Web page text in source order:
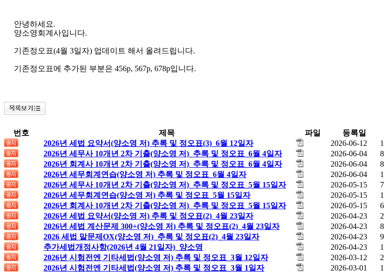
안녕하세요.
양소영회계사입니다.
기존정오표(4월 3일자) 업데이트 해서 올려드립니다.
기존정오표에 추가된 부분은 456p, 567p, 678p입니다.
번호 제목 파일 등록일
2026년 세법 요약서(양소영 저) 추록 및 정오표(3)_6월 12일자
2026-06-12
2026년 세무사 10개년 2차 기출(양소영 저)_추록 및 정오표_6월 4일자
2026-06-04
2026년 회계사 10개년 2차 기출(양소영 저)_추록 및 정오표_6월 4일자
2026-06-04
2026년 세무회계연습(양소영 저) 추록 및 정오표_6월 4일자
2026-06-04
2026년 세무사 10개년 2차 기출(양소영 저)_추록 및 정오표_5월 15일자
2026-05-15
2026년 세무회계연습(양소영 저) 추록 및 정오표_5월 15일자
2026-05-15
2026년 회계사 10개년 2차 기출(양소영 저)_추록 및 정오표_5월 15일자
2026-05-15
2026년 세법 요약서(양소영 저) 추록 및 정오표(2)_4월 23일자
2026-04-23
2026년 세법 계산문제 300+(양소영 저) 추록 및 정오표(2)_4월 23일자
2026-04-23
2026 세법 말문제OX(양소영 저)_추록 및 정오표(2)_4월 23일자
2026-04-23
추가세법개정사항(2026년 4월 21일자)_양소영
2026-04-23
2026년 시험전엔 기타세법(양소영 저) 추록 및 정오표_3월 12일자
2026-03-12
2026년 시험전엔 기타세법(양소영 저) 추록 및 정오표_3월 1일자
2026-03-01